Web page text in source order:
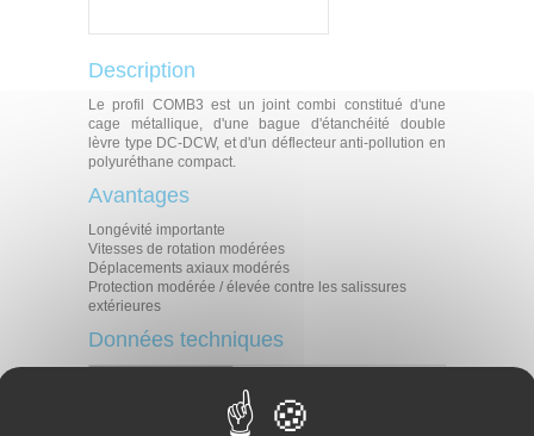
Description
Le profil COMB3 est un joint combi constitué d'une
cage métallique, d'une bague d'étanchéité double
lèvre type DC-DCW, et d'un déflecteur anti-pollution en
polyuréthane compact.
Avantages
Longévité importante
Vitesses de rotation modérées
Déplacements axiaux modérés
Protection modérée / élevée contre les salissures
extérieures
Données techniques
0,05 MPa
6 m/s